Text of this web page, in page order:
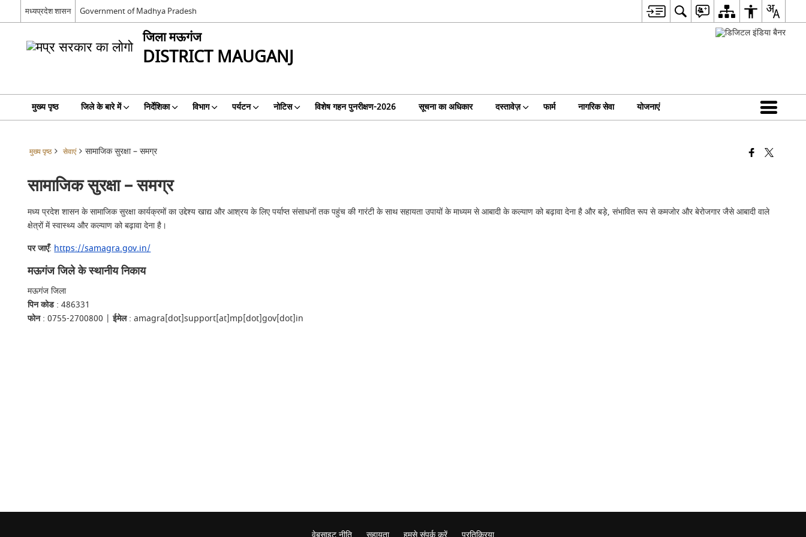
मध्यप्रदेश शासन Government of Madhya Pradesh
जिला मऊगंज
DISTRICT MAUGANJ
मुख्य पृष्ठ जिले के बारे में निर्देशिका विभाग पर्यटन नोटिस विशेष गहन पुनरीक्षण-2026 सूचना का अधिकार दस्तावेज़ फार्म नागरिक सेवा योजनाएं
मुख्य पृष्ठ सेवाएं सामाजिक सुरक्षा – समग्र
सामाजिक सुरक्षा – समग्र
मध्य प्रदेश शासन के सामाजिक सुरक्षा कार्यक्रमों का उद्देश्य खाद्य और आश्रय के लिए पर्याप्त संसाधनों तक पहुंच की गारंटी के साथ सहायता उपायों के माध्यम से आबादी के कल्याण को बढ़ावा देना है और बड़े, संभावित रूप से कमजोर और बेरोजगार जैसे आबादी वाले
क्षेत्रों में स्वास्थ्य और कल्याण को बढ़ावा देना है।
पर जाएँ: https://samagra.gov.in/
मऊगंज जिले के स्थानीय निकाय
मऊगंज जिला
पिन कोड: 486331
फोन: 0755-2700800 |ईमेल: amagra[dot]support[at]mp[dot]gov[dot]in